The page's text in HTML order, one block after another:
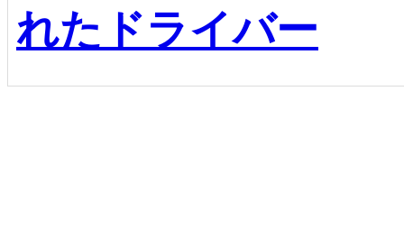
れたドライバー